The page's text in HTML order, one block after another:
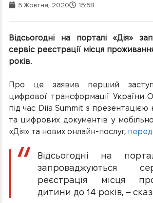
5 Жовтня, 2020 15:58
Відсьогодні на порталі «Дія»
сервіс реєстрації місця
років.
Про це заявив перший
цифрової трансформації України
під час Diia Summit з презентацією
та цифрових документів у
«Дія» та нових онлайн-послуг,
Відсьогодні на
запроваджуються
реєстрація місця
дитини до 14 років, –